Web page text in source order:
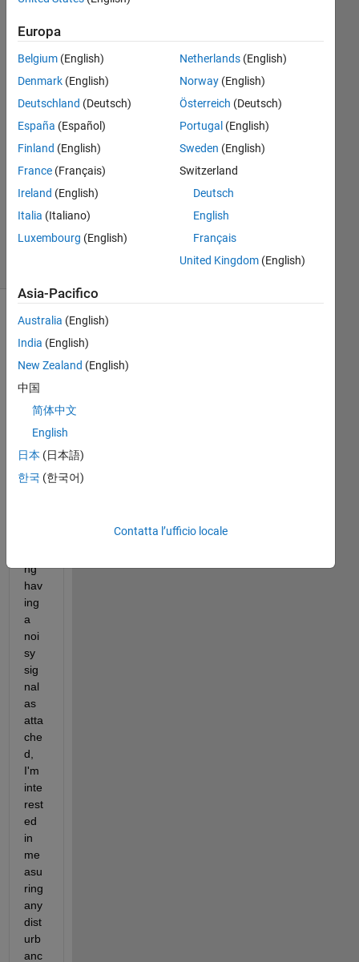
19 Gen
2023
Risposta
Risposta
accettata
Aggiornato
24 Gen
2023
Visualizzazioni
Mostra
commenti
recenti
Yvf.mat
ng
hav
ing
a
noi
sy
sig
nal
as
atta
che
d,
I'm
inte
rest
ed
in
me
asu
ring
any
dist
urb
anc
Europa
Belgium (English)
Denmark (English)
Deutschland (Deutsch)
España (Español)
Finland (English)
France (Français)
Ireland (English)
Italia (Italiano)
Luxembourg (English)
Netherlands(English)
Norway(English)
Österreich (Deutsch)
Portugal (English)
Sweden (English)
Switzerland
Deutsch
English
Français
United Kingdom(English)
Asia-Pacifico
Australia (English)
India (English)
New Zealand (English)
中国
简体中文
English
日本 (日本語)
한국 (한국어)
Contatta l’ufficio locale